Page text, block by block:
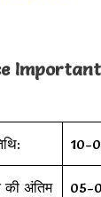
10-
अंतिम
05-